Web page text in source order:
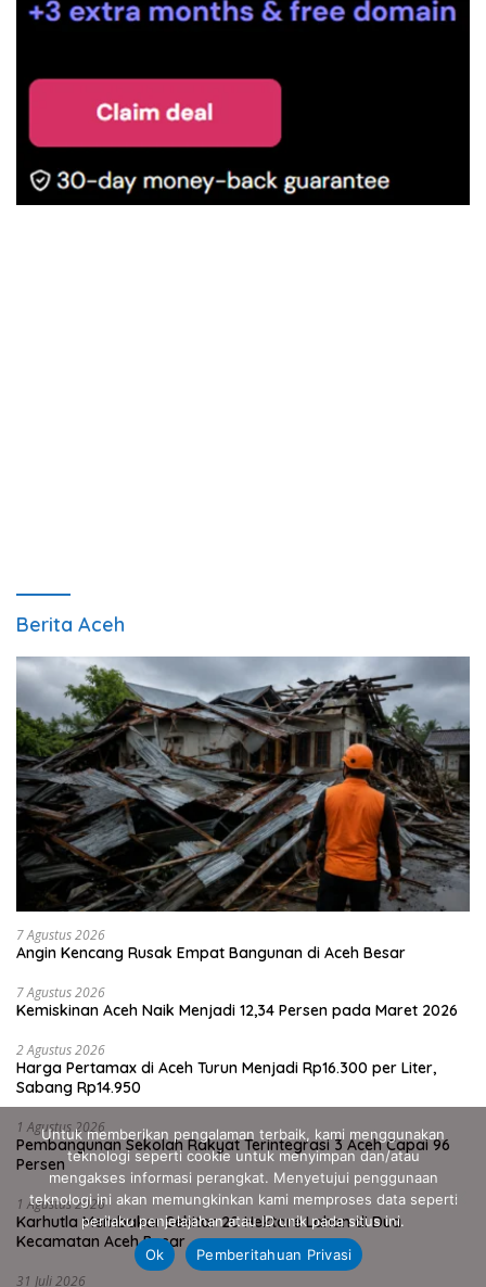
Berita Aceh
7 Agustus 2026
Angin Kencang Rusak Empat Bangunan di Aceh Besar
7 Agustus 2026
Kemiskinan Aceh Naik Menjadi 12,34 Persen pada Maret 2026
2 Agustus 2026
Harga Pertamax di Aceh Turun Menjadi Rp16.300 per Liter,
Sabang Rp14.950
1 Agustus 2026
Pembangunan Sekolah Rakyat Terintegrasi 3 Aceh Capai 96
Persen
1 Agustus 2026
Karhutla Membakar Sekitar 20 Hektare Lahan di Dua
Kecamatan Aceh Besar
31 Juli 2026
Untuk memberikan pengalaman terbaik, kami menggunakan
teknologi seperti cookie untuk menyimpan dan/atau
mengakses informasi perangkat. Menyetujui penggunaan
teknologi ini akan memungkinkan kami memproses data seperti
perilaku penjelajahan atau ID unik pada situs ini.
Ok
Pemberitahuan Privasi